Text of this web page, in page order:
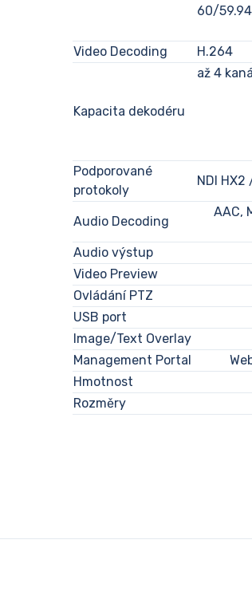
60/
Video Decoding
H.264
Kapacita dekodéru
až 4
Podporované
protokoly
NDI HX2
Audio Decoding
AAC,
Audio výstup
Video Preview
Ovládání PTZ
USB port
Image/Text Overlay
Management Portal
Hmotnost
Rozměry